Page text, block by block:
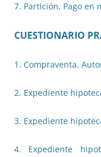
7. Partición. Pago en
CUESTIONARIO
1. Compraventa.
2. Expediente
3. Expediente
4. Expediente